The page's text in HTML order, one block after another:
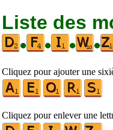
Liste des
•
• • •
Cliquez pour ajouter une
Cliquez pour enlever une